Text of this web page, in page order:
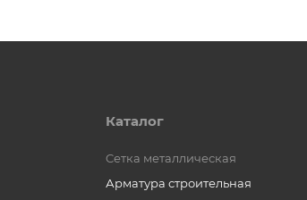
Каталог
Cетка металлическая
Арматура строительная